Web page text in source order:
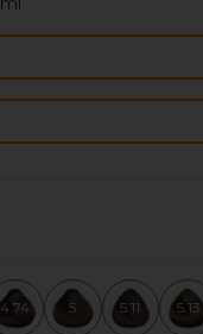
4.74 5 5.11 5.13